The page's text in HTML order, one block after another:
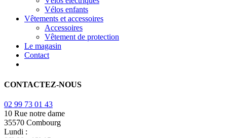
Vélos enfants
Vêtements et accessoires
Accessoires
Vêtement de protection
Le magasin
Contact
CONTACTEZ-NOUS
02 99 73 01 43
10 Rue notre dame
35570 Combourg
Lundi :